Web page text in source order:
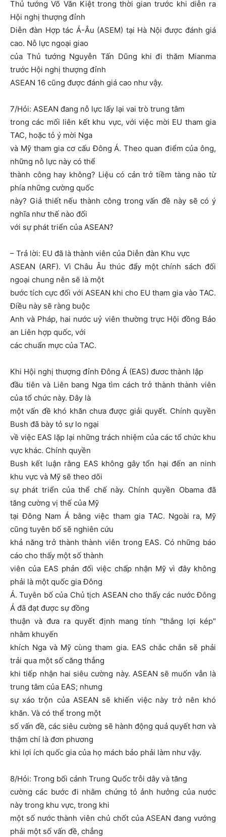
Thủ tướng Võ Văn Kiệt trong thời gian trước khi diễn ra
Hội nghị thượng đỉnh
Diễn đàn Hợp tác Á-Âu (ASEM) tại Hà Nội được đánh giá
cao. Nỗ lực ngoại giao
của Thủ tướng Nguyễn Tấn Dũng khi đi thăm Mianma
trước Hội nghị thượng đỉnh
ASEAN 16 cũng được đánh giá cao như vậy.
7/Hỏi: ASEAN đang nỗ lực lấy lại vai trò trung tâm
trong các mối liên kết khu vực, với việc mời EU tham gia
TAC, hoặc tỏ ý mời Nga
và Mỹ tham gia cơ cấu Đông Á. Theo quan điểm của ông,
những nỗ lực này có thể
thành công hay không? Liệu có cản trở tiềm tàng nào từ
phía những cường quốc
này? Giả thiết nếu thành công trong vấn đề này sẽ có ý
nghĩa như thế nào đối
với sự phát triển của ASEAN?
– Trả lời: EU đã là thành viên của Diễn đàn Khu vực
ASEAN (ARF). Vì Châu Âu thúc đẩy một chính sách đối
ngoại chung nên sẽ là một
bước tích cực đối với ASEAN khi cho EU tham gia vào TAC.
Điều này sẽ ràng buộc
Anh và Pháp, hai nước uỷ viên thường trực Hội đồng Bảo
an Liên hợp quốc, với
các chuẩn mực của TAC.
Khi Hội nghị thượng đỉnh Đông Á (EAS) đươc thành lập
đầu tiên và Liên bang Nga tìm cách trở thành thành viên
của tổ chức này. Đây là
một vấn đề khó khăn chưa được giải quyết. Chính quyền
Bush đã bày tỏ sự lo ngại
về việc EAS lặp lại những trách nhiệm của các tổ chức khu
vực khác. Chính quyền
Bush kết luận rằng EAS không gây tổn hại đến an ninh
khu vực và Mỹ sẽ theo dõi
sự phát triển của thể chế này. Chính quyền Obama đã
tăng cường vị thế của Mỹ
tại Đông Nam Á bằng việc tham gia TAC. Ngoài ra, Mỹ
cũng tuyên bố sẽ nghiên cứu
khả năng trở thành thành viên trong EAS. Có những báo
cáo cho thấy một số thành
viên của EAS phản đối việc chấp nhận Mỹ vì đây không
phải là một quốc gia Đông
Á. Tuyên bố của Chủ tịch ASEAN cho thấy các nước Đông
Á đã đạt được sự đồng
thuận và đưa ra quyết định mang tính "thắng lợi kép"
nhằm khuyến
khích Nga và Mỹ cùng tham gia. EAS chắc chắn sẽ phải
trải qua một số căng thẳng
khi tiếp nhận hai siêu cường này. ASEAN sẽ muốn vẫn là
trung tâm của EAS; nhưng
sự xáo trộn của ASEAN sẽ khiến việc này trở nên khó
khăn. Và có thể trong một
số vấn đề, các siêu cường sẽ hành động quả quyết hơn và
thậm chí là đơn phương
khi lợi ích quốc gia của họ mách bảo phải làm như vậy.
8/Hỏi: Trong bối cảnh Trung Quốc trỗi dây và tăng
cường các bước đi nhằm chứng tỏ ảnh hưởng của nước
này trong khu vực, trong khi
một số nước thành viên chủ chốt của ASEAN đang vướng
phải một số vấn đề, chẳng